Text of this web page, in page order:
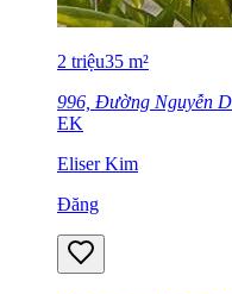
2 triệu35 m²
996, Đường Nguyễn
EK
Eliser Kim
Đăng